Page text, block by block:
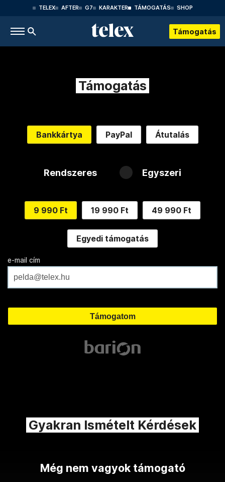
TELEX AFTER G7 KARAKTER TÁMOGATÁS SHOP
Támogatás
Támogatás
Bankkártya PayPal Átutalás
Rendszeres Egyszeri
9 990 Ft 19 990 Ft 49 990 Ft
Egyedi támogatás
e-mail cím
Gyakran Ismételt Kérdések
Még nem vagyok támogató